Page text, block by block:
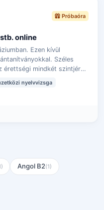
Próbaóra
online
Ezen kívül
Széles
érettségi mindkét szintjére,
nyelvvizsga
Angol B2(1)